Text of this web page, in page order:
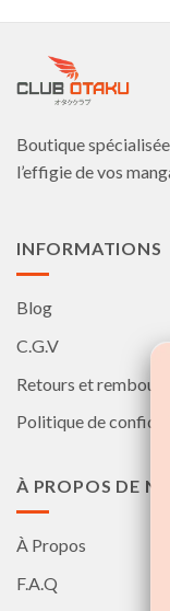
être
sur
la
Boutique
l’effigie de vos
INFORMATIONS
Blog
C.G.V
Retours et
Politique de
À PROPOS DE
À Propos
F.A.Q